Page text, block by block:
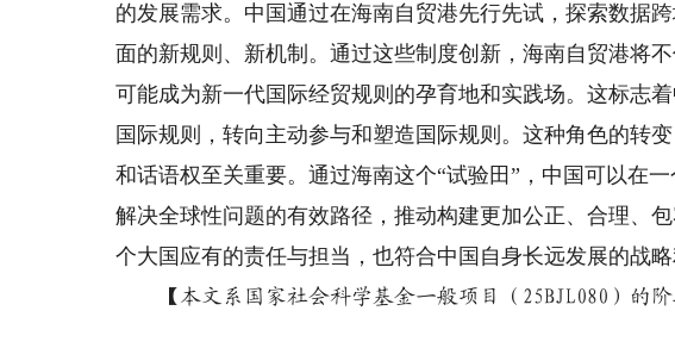
的发展需求。中国通过在海南自贸港先行先试，探索数据
面的新规则、新机制。通过这些制度创新，海南自贸港将
可能成为新一代国际经贸规则的孕育地和实践场。这标志
国际规则，转向主动参与和塑造国际规则。这种角色的转
和话语权至关重要。通过海南这个“试验田”，中国可以在
解决全球性问题的有效路径，推动构建更加公正、合理、
个大国应有的责任与担当，也符合中国自身长远发展的战略
【本文系国家社会科学基金一般项目（25BJL080）的阶